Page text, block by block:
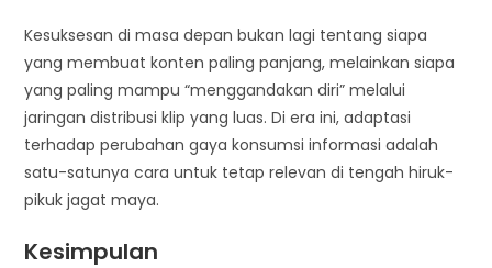
Kesuksesan di masa depan bukan lagi tentang siapa
yang membuat konten paling panjang, melainkan siapa
yang paling mampu “menggandakan diri” melalui
jaringan distribusi klip yang luas. Di era ini, adaptasi
terhadap perubahan gaya konsumsi informasi adalah
satu-satunya cara untuk tetap relevan di tengah hiruk-
pikuk jagat maya.
Kesimpulan